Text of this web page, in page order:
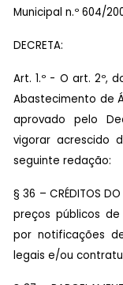
Municipal n.º 604/
DECRETA:
Art. 1.º - O art. 2º,
Abastecimento de
aprovado pelo
vigorar acrescido
seguinte redação:
§ 36 – CRÉDITOS
preços públicos
por notificações
legais e/ou